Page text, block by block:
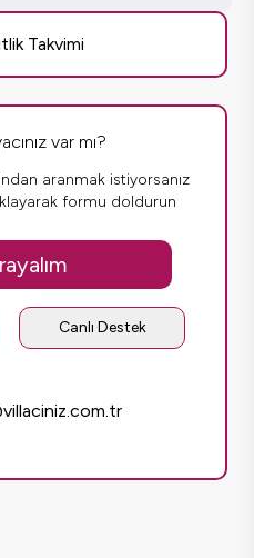
Takvimi
var mı?
aranmak istiyorsanız
formu doldurun
Canlı Destek